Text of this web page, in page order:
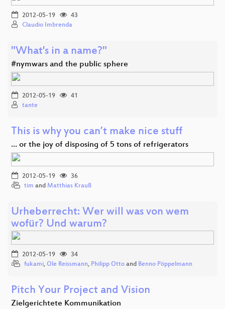
2012-05-19
43
Claudio Imbrenda
"What's in a name?"
#nymwars and the public sphere
2012-05-19
41
tante
This is why you can’t make nice stuff
… or the joy of disposing of 5 tons of refrigerators
2012-05-19
36
tim and Matthias Krauß
Urheberrecht: Wer will was von wem
wofür? Und warum?
2012-05-19
34
fukami, Ole Reissmann, Philipp Otto and Benno Pöppelmann
Pitch Your Project and Vision
Zielgerichtete Kommunikation